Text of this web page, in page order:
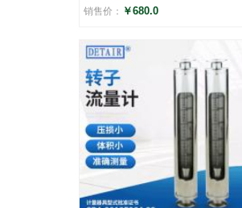
销售价： ￥680.0